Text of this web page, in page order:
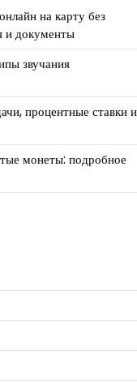
на карту без
и документы
звучания
процентные ставки и
монеты: подробное